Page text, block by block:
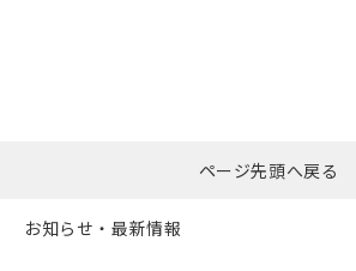
ページ先頭へ戻る
お知らせ・最新情報